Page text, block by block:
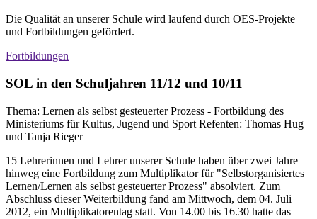
Die Qualität an unserer Schule wird laufend durch OES-Projekte
und Fortbildungen gefördert.
Fortbildungen
SOL in den Schuljahren 11/12 und 10/11
Thema: Lernen als selbst gesteuerter Prozess - Fortbildung des
Ministeriums für Kultus, Jugend und Sport Refenten: Thomas Hug
und Tanja Rieger
15 Lehrerinnen und Lehrer unserer Schule haben über zwei Jahre
hinweg eine Fortbildung zum Multiplikator für "Selbstorganisiertes
Lernen/Lernen als selbst gesteuerter Prozess" absolviert. Zum
Abschluss dieser Weiterbildung fand am Mittwoch, dem 04. Juli
2012, ein Multiplikatorentag statt. Von 14.00 bis 16.30 hatte das